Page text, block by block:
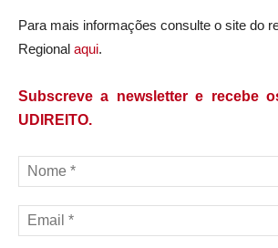
Para mais informações consulte o site do
Regional aqui.
Subscreve a newsletter e recebe
UDIREITO.